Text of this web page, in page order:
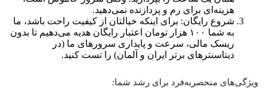
هزینه‌ای برای رم و پردازنده نمی‌دهید.
شروع رایگان: برای اینکه خیالتان از کیفیت راحت باشد، ما
به شما ۱۰۰ هزار تومان اعتبار رایگان هدیه می‌دهیم تا بدون
ریسک مالی، سرعت و پایداری سرورهای ما (در
دیتاسنترهای برتر ایران و آلمان) را تست کنید.
ویژگی‌های منحصر‌به‌فرد برای رشد شما: